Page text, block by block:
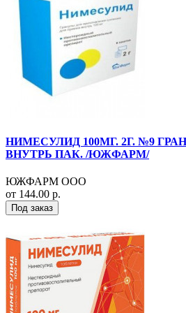
НИМЕСУЛИД 100МГ. 2Г. №9
ВНУТРЬ ПАК. /ЮЖФАРМ/
ЮЖФАРМ ООО
от 144.00 р.
Под заказ